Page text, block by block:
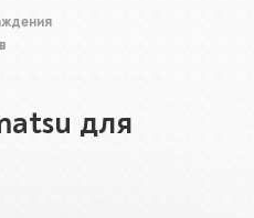
для